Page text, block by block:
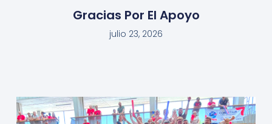
Gracias Por El Apoyo
julio 23, 2026